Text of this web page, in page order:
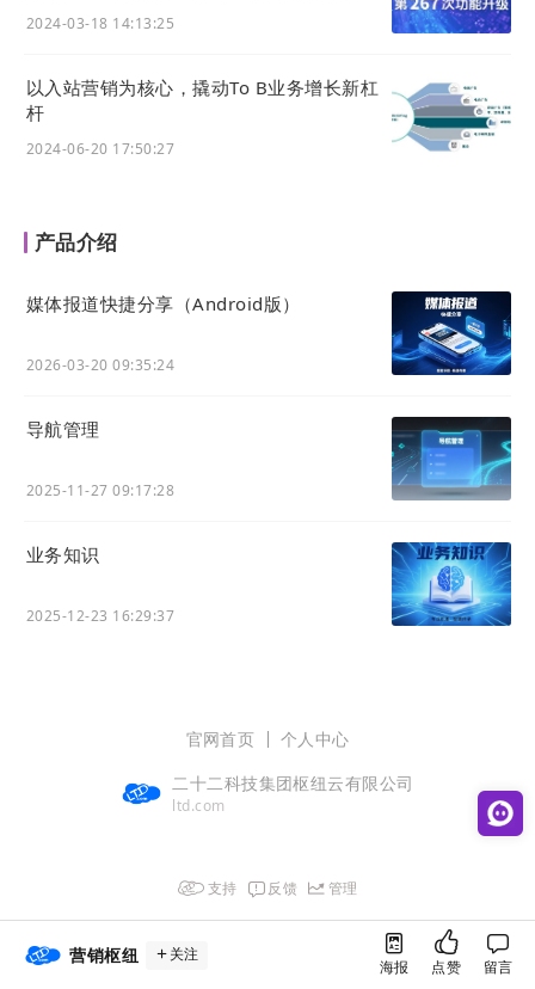
②未购买专栏时，底部购买按钮显示专栏的价格，购买
2024-03-18 14:13:25
以入站营销为核心，撬动To B业务增长新杠
杆
2024-06-20 17:50:27
产品介绍
媒体报道快捷分享（Android版）
2026-03-20 09:35:24
导航管理
2025-11-27 09:17:28
业务知识
2025-12-23 16:29:37
官网首页
个人中心
二十二科技集团枢纽云有限公司
ltd.com
支持 反馈 管理
营销枢纽 关注
海报 点赞 留言